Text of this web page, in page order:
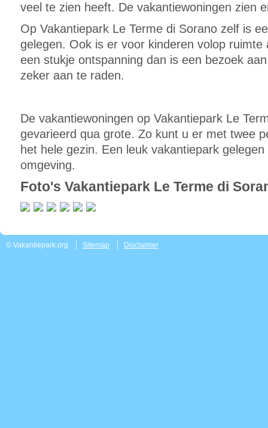
veel te zien heeft. De vakantiewoningen zien
Op Vakantiepark Le Terme di Sorano zelf is
gelegen. Ook is er voor kinderen volop
een stukje ontspanning dan is een bezoek
zeker aan te raden.
De vakantiewoningen op Vakantiepark Le
gevarieerd qua grote. Zo kunt u er met twee
het hele gezin. Een leuk vakantiepark
omgeving.
Foto's Vakantiepark Le Terme di
© Vakantiepark.org Sitemap Disclaimer